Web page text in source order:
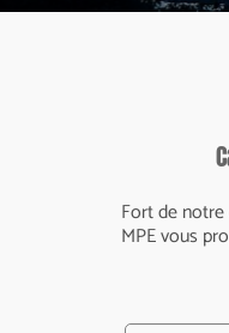
Fort de
MPE vous